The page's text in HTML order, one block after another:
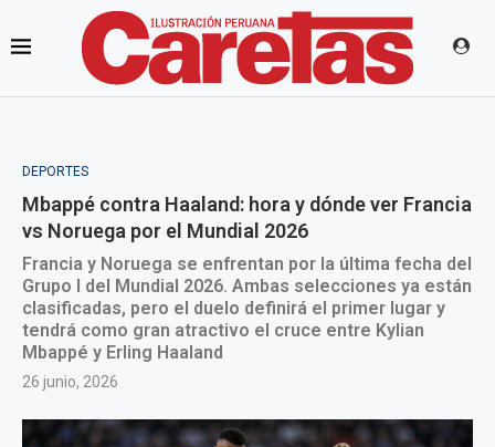
DEPORTES
Mbappé contra Haaland: hora y dónde ver Francia
vs Noruega por el Mundial 2026
Francia y Noruega se enfrentan por la última fecha del
Grupo I del Mundial 2026. Ambas selecciones ya están
clasificadas, pero el duelo definirá el primer lugar y
tendrá como gran atractivo el cruce entre Kylian
Mbappé y Erling Haaland
26 junio, 2026